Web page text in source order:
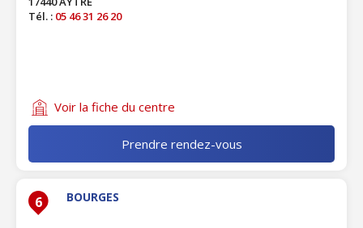
Tél. : 05 46 31 26 20
Voir la fiche du centre
Prendre rendez-vous
6 BOURGES